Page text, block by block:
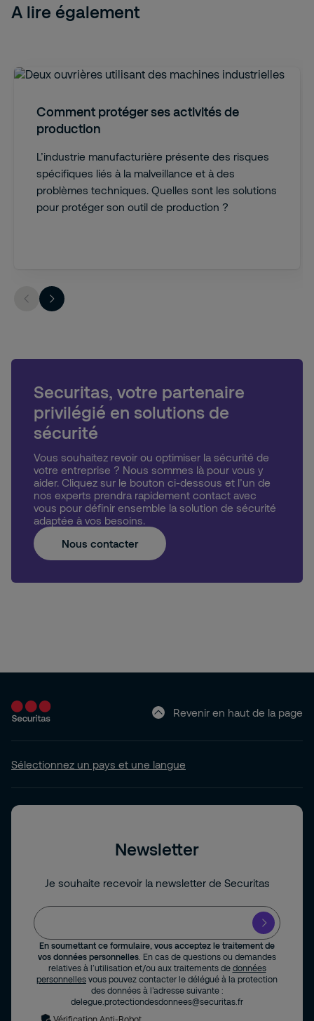
A lire également
Comment protéger ses activités de
production
L’industrie manufacturière présente des risques
spécifiques liés à la malveillance et à des
problèmes techniques. Quelles sont les solutions
pour protéger son outil de production ?
Securitas, votre partenaire
privilégié en solutions de
sécurité
Vous souhaitez revoir ou optimiser la sécurité de
votre entreprise ? Nous sommes là pour vous y
aider. Cliquez sur le bouton ci-dessous et l’un de
nos experts prendra rapidement contact avec
vous pour définir ensemble la solution de sécurité
adaptée à vos besoins.
Nous contacter
Revenir en haut de la page
Sélectionnez un pays et une langue
Newsletter
Je souhaite recevoir la newsletter de Securitas
En soumettant ce formulaire, vous acceptez le traitement de
vos données personnelles . En cas de questions ou demandes
relatives à l’utilisation et/ou aux traitements de données
personnelles vous pouvez contacter le délégué à la protection
des données à l’adresse suivante :
delegue.protectiondesdonnees@securitas.fr
Vérification Anti-Robot